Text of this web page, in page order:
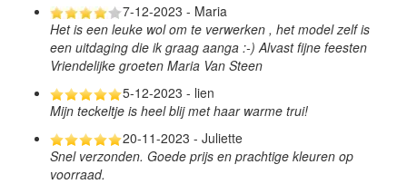
7-12-2023 - Maria
Het is een leuke wol om te verwerken , het model zelf is
een uitdaging die ik graag aanga :-) Alvast fijne feesten
Vriendelijke groeten Maria Van Steen
5-12-2023 - lien
Mijn teckeltje is heel blij met haar warme trui!
20-11-2023 - Juliette
Snel verzonden. Goede prijs en prachtige kleuren op
voorraad.